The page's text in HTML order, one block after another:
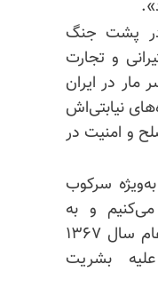
در پشت جنگ
و تجارت
در ایران
نیابتی‌اش
و امنیت در
سرکوب
و به
حسابرسی از مسئولان قتل‌عام سال ۱۳۶۷
بشریت